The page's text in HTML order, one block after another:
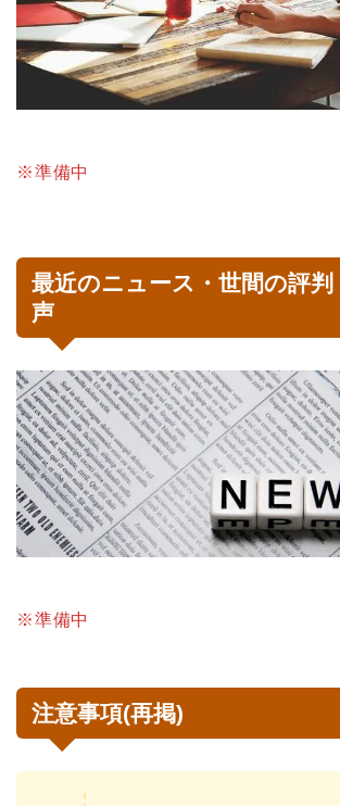
※準備中
最近のニュース・世間の評判
声
※準備中
注意事項(再掲)